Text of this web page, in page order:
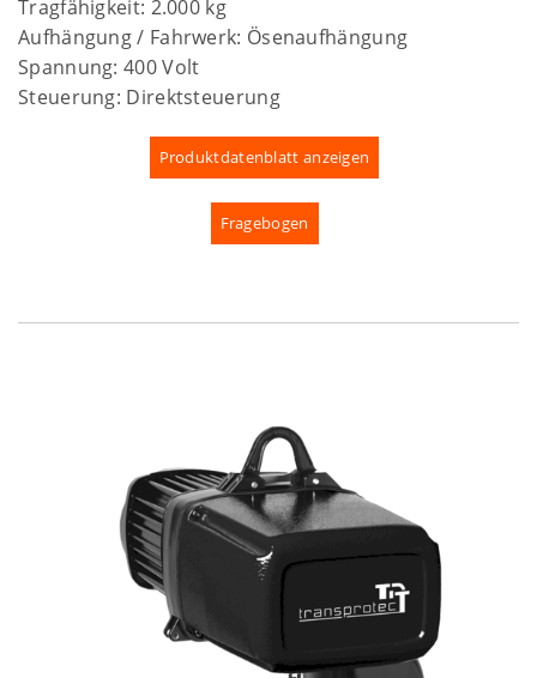
Tragfähigkeit: 2.000 kg
Aufhängung / Fahrwerk: Ösenaufhängung
Spannung: 400 Volt
Steuerung: Direktsteuerung
Produktdatenblatt anzeigen
Fragebogen